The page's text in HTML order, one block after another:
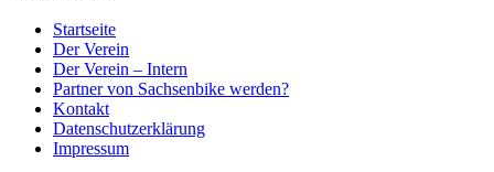
Startseite
Der Verein
Der Verein – Intern
Partner von Sachsenbike werden?
Kontakt
Datenschutzerklärung
Impressum